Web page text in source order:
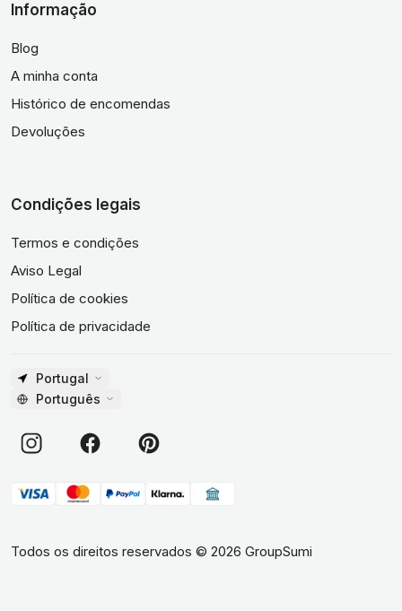
Informação
Blog
A minha conta
Histórico de encomendas
Devoluções
Condições legais
Termos e condições
Aviso Legal
Política de cookies
Política de privacidade
Portugal
Português
Todos os direitos reservados © 2026 GroupSumi